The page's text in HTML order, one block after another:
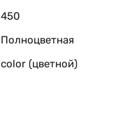
450
Полноцветная
color (цветной)